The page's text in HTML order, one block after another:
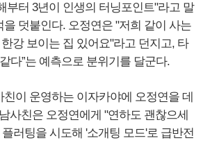
부터 3년이 인생의 터닝포인트"라고 말
덧붙인다. 오정연은 "저희 같이 사는
강 보이는 집 있어요"라고 던지고, 타
다”는 예측으로 분위기를 달군다.
이 운영하는 이자카야에 오정연을 데
사친은 오정연에게 "연하도 괜찮으세
러팅을 시도해 '소개팅 모드'로 급반전